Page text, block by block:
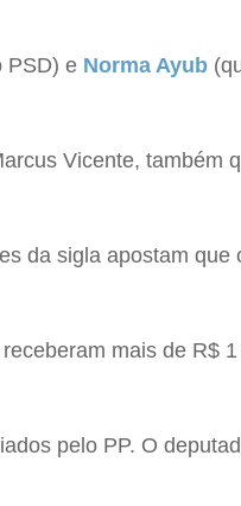
PSD) e Norma Ayub
Vicente, também
da sigla apostam que
mais de R$
pelo PP. O